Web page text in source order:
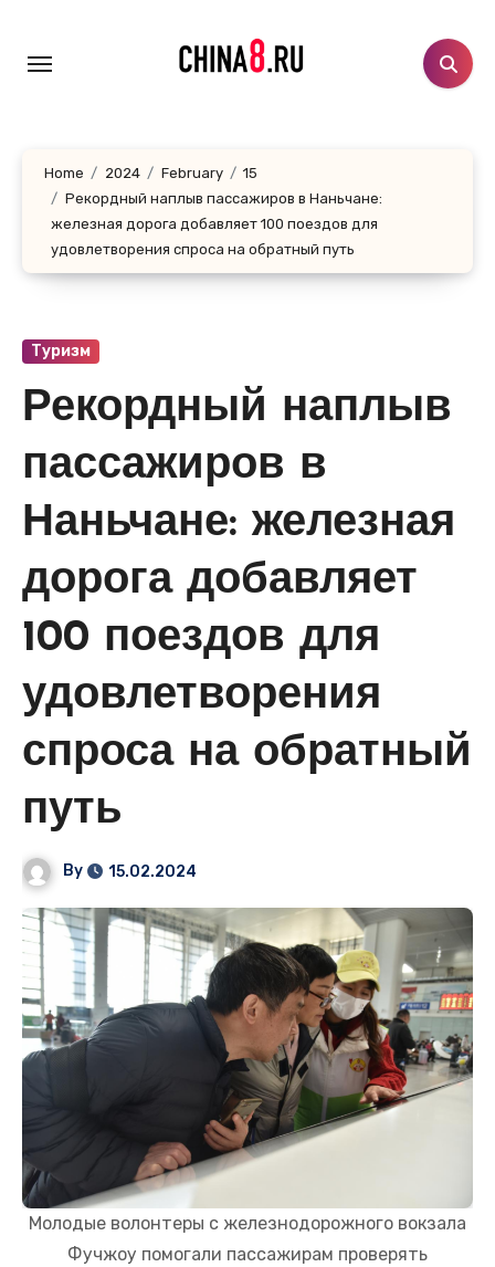
content
Home 2024 February
15
Рекордный наплыв пассажиров в Наньчане:
железная дорога добавляет 100 поездов для
удовлетворения спроса на обратный путь
Туризм
Рекордный наплыв
пассажиров в
Наньчане: железная
дорога добавляет
100 поездов для
удовлетворения
спроса на обратный
путь
By 15.02.2024
Молодые волонтеры с железнодорожного вокзала
Фучжоу помогали пассажирам проверять